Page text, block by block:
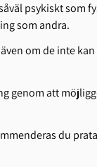
psykiskt
som andra.
om de inte
genom att
du